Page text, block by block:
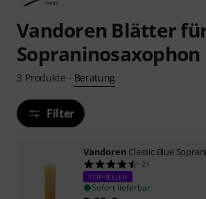
Vandoren Blätter
Sopraninosaxophon
3 Produkte · Beratung
Filter
Vandoren Classic Blue
21
TOP-SELLER
Sofort lieferbar